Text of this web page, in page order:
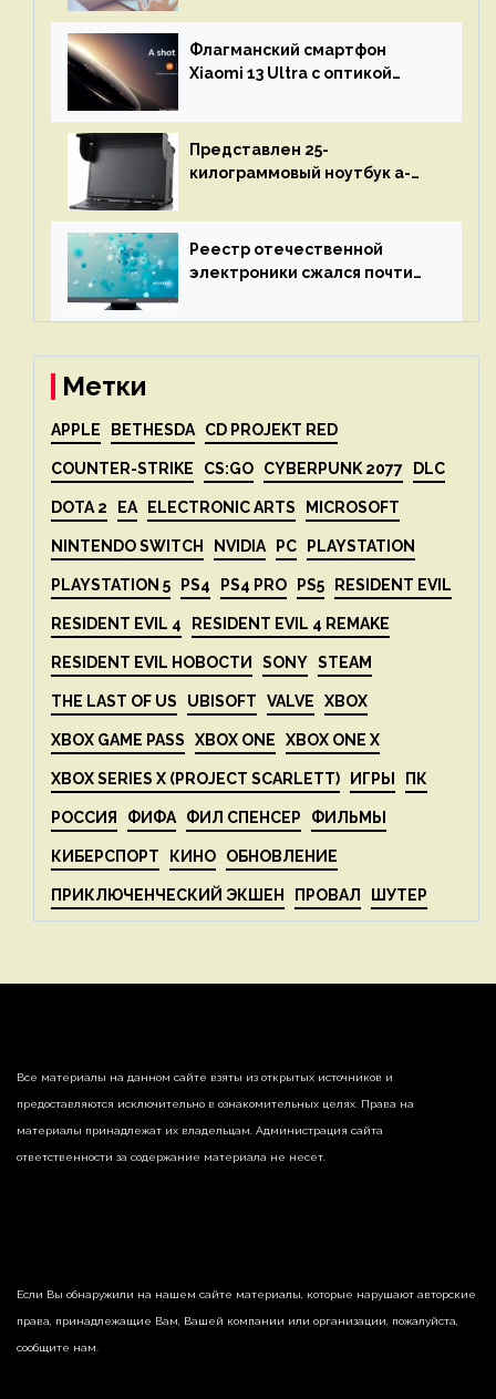
остановится до полного
восстановления кода и
объяснит, что пошло не так
Флагманский смартфон
Xiaomi 13 Ultra с оптикой
представят 18 апреля
Представлен 25-
килограммовый ноутбук a-
до 3 Тбайт DDR5 и шесть
дисплеев
Реестр отечественной
электроники сжался почти
Метки
APPLE BETHESDA CD PROJEKT RED
COUNTER-STRIKE CS:GO CYBERPUNK 2077 DLC
DOTA 2 EA ELECTRONIC ARTS MICROSOFT
NINTENDO SWITCH NVIDIA PC PLAYSTATION
PLAYSTATION 5 PS4 PS4 PRO PS5 RESIDENT EVIL
RESIDENT EVIL 4 RESIDENT EVIL 4 REMAKE
RESIDENT EVIL НОВОСТИ SONY STEAM
THE LAST OF US UBISOFT VALVE XBOX
XBOX GAME PASS XBOX ONE XBOX ONE X
XBOX SERIES X (PROJECT SCARLETT) ИГРЫ ПК
РОССИЯ ФИФА ФИЛ СПЕНСЕР ФИЛЬМЫ
КИБЕРСПОРТ КИНО ОБНОВЛЕНИЕ
ПРИКЛЮЧЕНЧЕСКИЙ ЭКШЕН ПРОВАЛ ШУТЕР
Все материалы на данном сайте взяты из открытых источников и
предоставляются исключительно в ознакомительных целях. Права на
материалы принадлежат их владельцам. Администрация сайта
ответственности за содержание материала не несет.
Если Вы обнаружили на нашем сайте материалы, которые нарушают авторские
права, принадлежащие Вам, Вашей компании или организации, пожалуйста,
сообщите нам.